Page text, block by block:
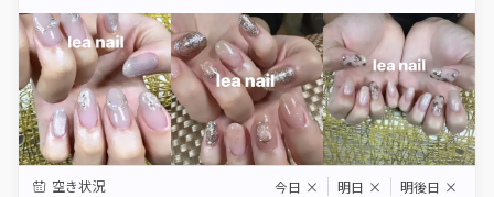
空き状況 今日 × 明日 × 明後日 ×